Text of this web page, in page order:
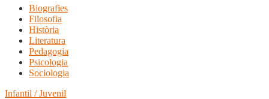
Biografies
Filosofia
Història
Literatura
Pedagogia
Psicologia
Sociologia
Infantil / Juvenil